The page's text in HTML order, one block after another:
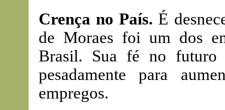
Crença no País. É
de Moraes foi um dos
Brasil. Sua fé no
pesadamente para
empregos.